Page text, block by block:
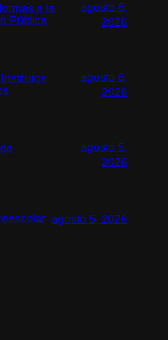
a la
Pública
agosto 6,
2026
agosto 6,
2026
agosto 5,
2026
agosto 5, 2026